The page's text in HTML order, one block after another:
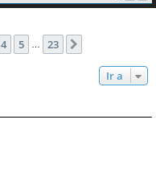
23
4 5 23
Ir a